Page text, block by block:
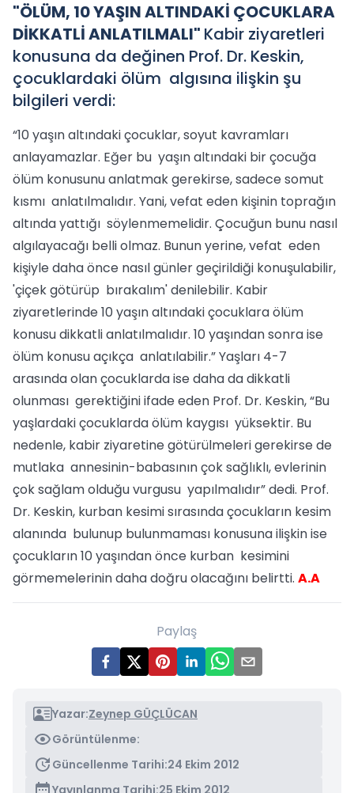
"ÖLÜM, 10 YAŞIN ALTINDAKİ ÇOCUKLARA
DİKKATLİ ANLATILMALI" Kabir ziyaretleri
konusuna da değinen Prof. Dr. Keskin,
çocuklardaki ölüm algısına ilişkin şu
bilgileri verdi:
“10 yaşın altındaki çocuklar, soyut kavramları
anlayamazlar. Eğer bu yaşın altındaki bir çocuğa
ölüm konusunu anlatmak gerekirse, sadece somut
kısmı anlatılmalıdır. Yani, vefat eden kişinin toprağın
altında yattığı söylenmemelidir. Çocuğun bunu nasıl
algılayacağı belli olmaz. Bunun yerine, vefat eden
kişiyle daha önce nasıl günler geçirildiği konuşulabilir,
'çiçek götürüp bırakalım' denilebilir. Kabir
ziyaretlerinde 10 yaşın altındaki çocuklara ölüm
konusu dikkatli anlatılmalıdır. 10 yaşından sonra ise
ölüm konusu açıkça anlatılabilir.” Yaşları 4-7
arasında olan çocuklarda ise daha da dikkatli
olunması gerektiğini ifade eden Prof. Dr. Keskin, “Bu
yaşlardaki çocuklarda ölüm kaygısı yüksektir. Bu
nedenle, kabir ziyaretine götürülmeleri gerekirse de
mutlaka annesinin-babasının çok sağlıklı, evlerinin
çok sağlam olduğu vurgusu yapılmalıdır” dedi. Prof.
Dr. Keskin, kurban kesimi sırasında çocukların kesim
alanında bulunup bulunmaması konusuna ilişkin ise
çocukların 10 yaşından önce kurban kesimini
görmemelerinin daha doğru olacağını belirtti. A.A
Paylaş
Yazar:Zeynep GÜÇLÜCAN
Görüntülenme:
Güncellenme Tarihi:24 Ekim 2012
Yayınlanma Tarihi:25 Ekim 2012